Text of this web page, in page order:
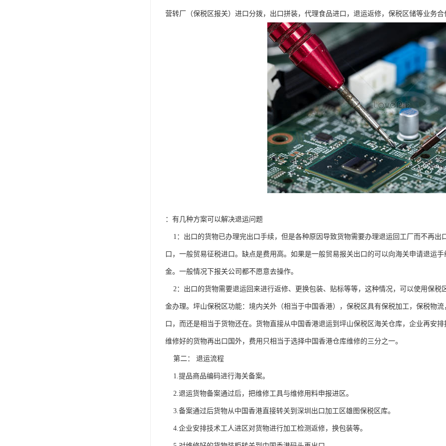
营转厂（保税区报关）进口分拨，出口拼装，代理食品进口，退运返修，保税区储等业务合
：有几种方案可以解决退运问题
1：出口的货物已办理完出口手续，但是各种原因导致货物需要办理退运回工厂而不再出
口，一般贸易征税进口。缺点是费用高。如果是一般贸易报关出口的可以向海关申请退运
金。一般情况下报关公司都不愿意去操作。
2：出口的货物需要退运回来进行返修、更换包装、贴标等等，这种情况，可以使用保税
金办理。坪山保税区功能：境内关外（相当于中国香港），保税区具有保税加工，保税物
口，而还是相当于货物还在。货物直接从中国香港退运到坪山保税区海关仓库，企业再安
维修好的货物再出口国外，费用只相当于选择中国香港仓库维修的三分之一。
第二： 退运流程
1.提品商品编码进行海关备案。
2.退运货物备案通过后，把维修工具与维修用料申报进区。
3.备案通过后货物从中国香港直接转关到深圳出口加工区雄图保税区库。
4.企业安排技术工人进区对货物进行加工检测返修，换包装等。